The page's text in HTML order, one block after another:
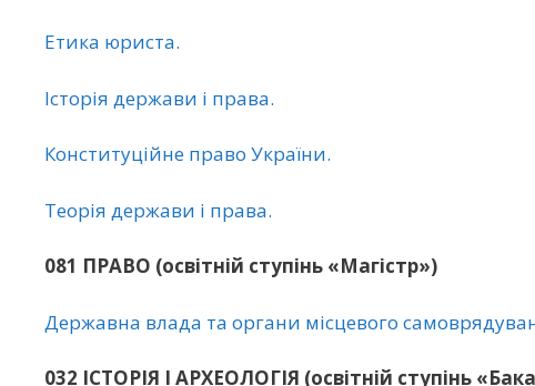
Етика юриста.
Історія держави і права.
Конституційне право України.
Теорія держави і права.
081 ПРАВО (освітній ступінь «Магістр»)
Державна влада та органи місцевого
032 ІСТОРІЯ І АРХЕОЛОГІЯ (освітній ступінь